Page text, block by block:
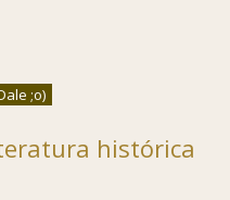
histórica